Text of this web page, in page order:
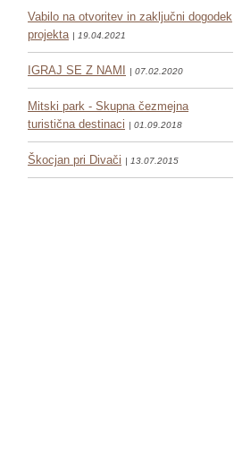
Vabilo na otvoritev in zaključni dogodek
projekta | 19.04.2021
IGRAJ SE Z NAMI | 07.02.2020
Mitski park - Skupna čezmejna
turistična destinaci | 01.09.2018
Škocjan pri Divači | 13.07.2015